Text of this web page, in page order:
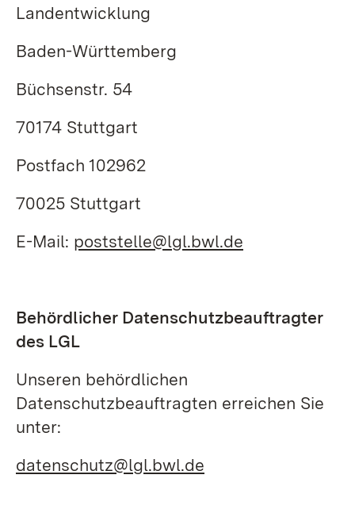
Landentwicklung
Baden-Württemberg
Büchsenstr. 54
70174 Stuttgart
Postfach 102962
70025 Stuttgart
E-Mail: poststelle@lgl.bwl.de
Behördlicher Datenschutzbeauftragter
des LGL
Unseren behördlichen
Datenschutzbeauftragten erreichen Sie
unter:
datenschutz@lgl.bwl.de